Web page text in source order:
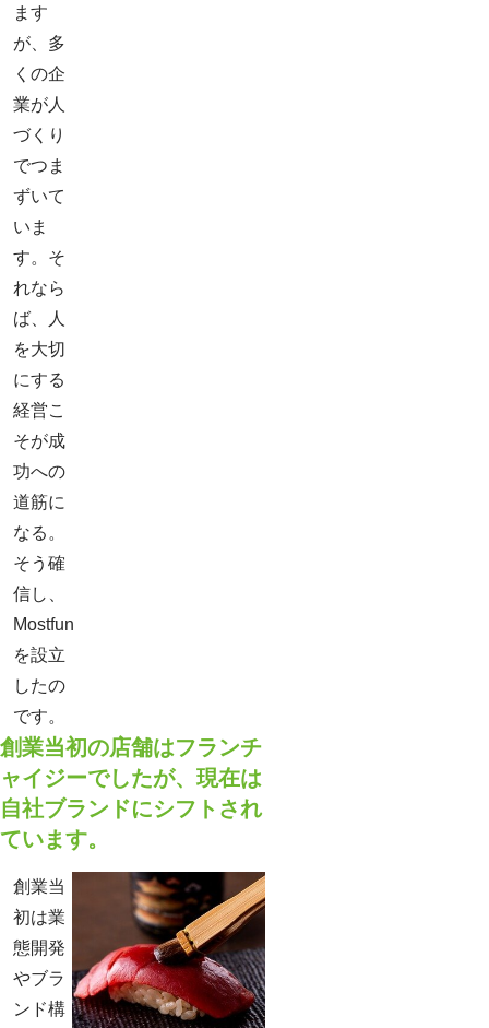
ます
が、多
くの企
業が人
づくり
でつま
ずいて
いま
す。そ
れなら
ば、人
を大切
にする
経営こ
そが成
功への
道筋に
なる。
そう確
信し、
Mostfun
を設立
したの
です。
創業当初の店舗はフランチ
ャイジーでしたが、現在は
自社ブランドにシフトされ
ています。
創業当
初は業
態開発
やブラ
ンド構